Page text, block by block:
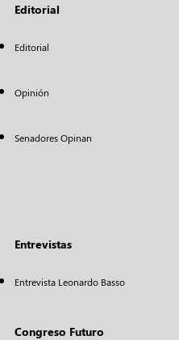
Editorial
Editorial
Opinión
Senadores Opinan
Entrevistas
Entrevista Leonardo Basso
Congreso Futuro